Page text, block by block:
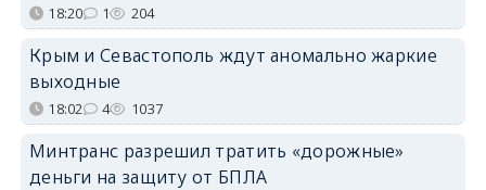
18:20 1 204
Крым и Севастополь ждут аномально жаркие
выходные
18:02 4 1037
Минтранс разрешил тратить «дорожные»
деньги на защиту от БПЛА